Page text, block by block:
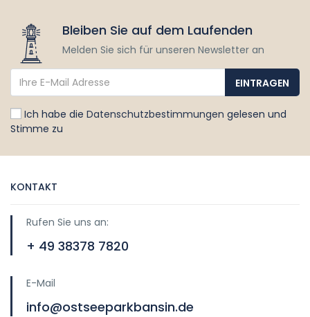
Bleiben Sie auf dem Laufenden
Melden Sie sich für unseren Newsletter an
Ich habe die Datenschutzbestimmungen gelesen und
Stimme zu
KONTAKT
Rufen Sie uns an:
+ 49 38378 7820
E-Mail
info@ostseeparkbansin.de